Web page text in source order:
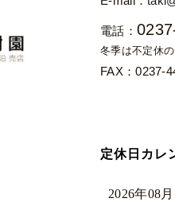
電話：
冬季は不定休
FAX：0237-
定休日カレ
2026年08月